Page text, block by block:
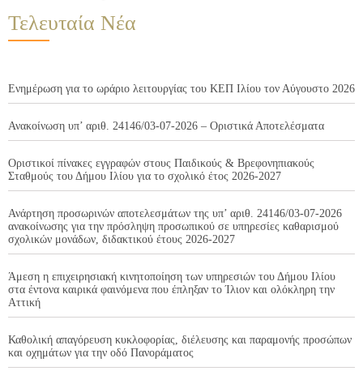
Τελευταία Νέα
Ενημέρωση για το ωράριο λειτουργίας του ΚΕΠ Ιλίου τον Αύγουστο 2026
Ανακοίνωση υπ’ αριθ. 24146/03-07-2026 – Οριστικά Αποτελέσματα
Οριστικοί πίνακες εγγραφών στους Παιδικούς & Βρεφονηπιακούς
Σταθμούς του Δήμου Ιλίου για το σχολικό έτος 2026-2027
Ανάρτηση προσωρινών αποτελεσμάτων της υπ’ αριθ. 24146/03-07-2026
ανακοίνωσης για την πρόσληψη προσωπικού σε υπηρεσίες καθαρισμού
σχολικών μονάδων, διδακτικού έτους 2026-2027
Άμεση η επιχειρησιακή κινητοποίηση των υπηρεσιών του Δήμου Ιλίου
στα έντονα καιρικά φαινόμενα που έπληξαν το Ίλιον και ολόκληρη την
Αττική
Καθολική απαγόρευση κυκλοφορίας, διέλευσης και παραμονής προσώπων
και οχημάτων για την οδό Πανοράματος